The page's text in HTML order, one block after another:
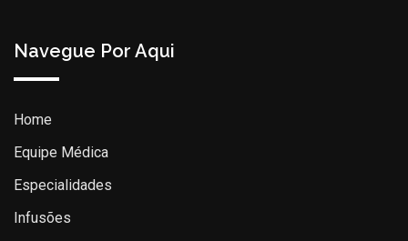
Navegue Por Aqui
Home
Equipe Médica
Especialidades
Infusões